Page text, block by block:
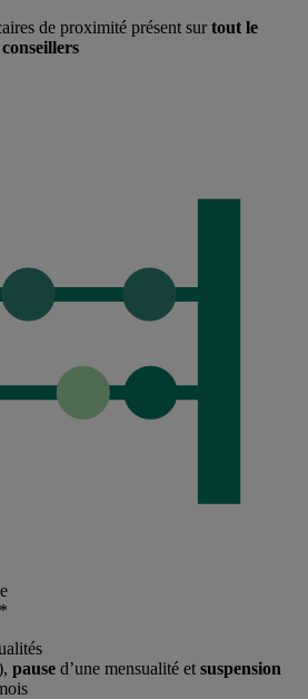
de proximité présent surtout le
pause d’une mensualité et suspension